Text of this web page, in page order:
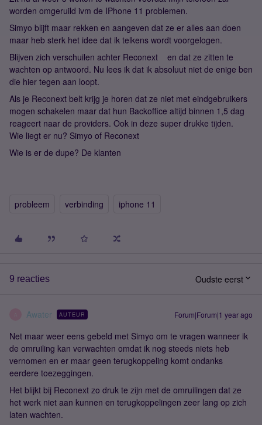
worden omgeruild ivm de IPhone 11 problemen.
Simyo blijft maar rekken en aangeven dat ze er alles aan doen
maar heb sterk het idee dat ik telkens wordt voorgelogen.
Blijven zich verschuilen achter Reconext en dat ze zitten te
wachten op antwoord. Nu lees ik dat ik absoluut niet de enige ben
die hier tegen aan loopt.
Als je Reconext belt krijg je horen dat ze niet met eindgebruikers
mogen schakelen maar dat hun Backoffice altijd binnen 1,5 dag
reageert naar de providers. Ook in deze super drukke tijden.
Wie liegt er nu? Simyo of Reconext
Wie is er de dupe? De klanten
probleem verbinding iphone 11
9 reacties Oudste eerst
Awater AUTEUR Forum|Forum|1 year ago
Net maar weer eens gebeld met Simyo om te vragen wanneer ik
de omruiling kan verwachten omdat ik nog steeds niets heb
vernomen en er maar geen terugkoppeling komt ondanks
eerdere toezeggingen.
Het blijkt bij Reconext zo druk te zijn met de omruilingen dat ze
het werk niet aan kunnen en terugkoppelingen zeer lang op zich
laten wachten.